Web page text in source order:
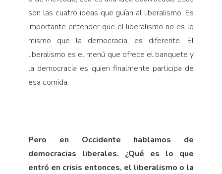
son las cuatro ideas que guían al liberalismo. Es
importante entender que el liberalismo no es lo
mismo que la democracia, es diferente. El
liberalismo es el menú que ofrece el banquete y
la democracia es quien finalmente participa de
esa comida.
Pero en Occidente hablamos de
democracias li­berales. ¿Qué es lo que
entró en crisis entonces, el liberalismo o la